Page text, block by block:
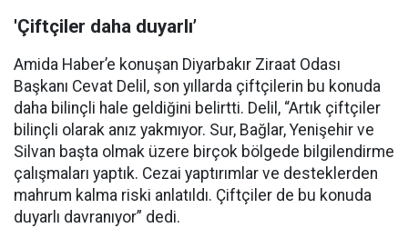
'Çiftçiler daha duyarlı’
Amida Haber’e konuşan Diyarbakır Ziraat Odası
Başkanı Cevat Delil, son yıllarda çiftçilerin bu konuda
daha bilinçli hale geldiğini belirtti. Delil, “Artık çiftçiler
bilinçli olarak anız yakmıyor. Sur, Bağlar, Yenişehir ve
Silvan başta olmak üzere birçok bölgede bilgilendirme
çalışmaları yaptık. Cezai yaptırımlar ve desteklerden
mahrum kalma riski anlatıldı. Çiftçiler de bu konuda
duyarlı davranıyor” dedi.